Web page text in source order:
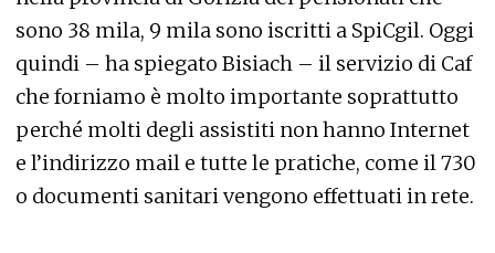
sono 38 mila, 9 mila sono iscritti a SpiCgil. Oggi
quindi – ha spiegato Bisiach – il servizio di Caf
che forniamo è molto importante soprattutto
perché molti degli assistiti non hanno Internet
e l’indirizzo mail e tutte le pratiche, come il 730
o documenti sanitari vengono effettuati in rete.